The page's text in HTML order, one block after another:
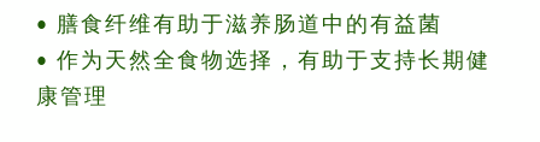
• 膳食纤维有助于滋养肠道中的有益菌
• 作为天然全食物选择，有助于支持长期健
康管理